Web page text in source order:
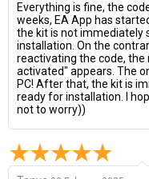
Everything is fine, the
weeks, EA App has
the kit is not immediately
installation. On the
reactivating the code, the
activated" appears. The
PC! After that, the kit is
ready for installation. I
not to worry))